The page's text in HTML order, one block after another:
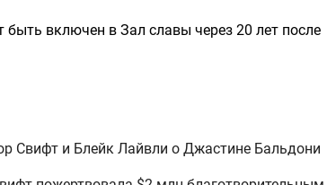
включен в Зал славы через 20 лет после
Свифт и Блейк Лайвли о Джастине Бальдони